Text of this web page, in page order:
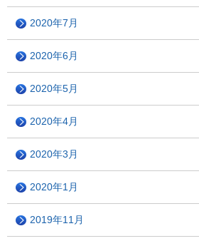
2020年7月
2020年6月
2020年5月
2020年4月
2020年3月
2020年1月
2019年11月